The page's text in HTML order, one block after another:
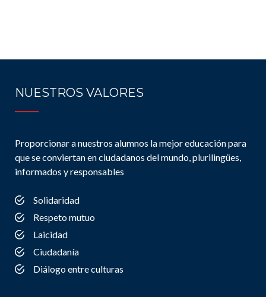
NUESTROS VALORES
Proporcionar a nuestros alumnos la mejor educación para
que se conviertan en ciudadanos del mundo, plurilingües,
informados y responsables
Solidaridad
Respeto mutuo
Laicidad
Ciudadanía
Diálogo entre culturas